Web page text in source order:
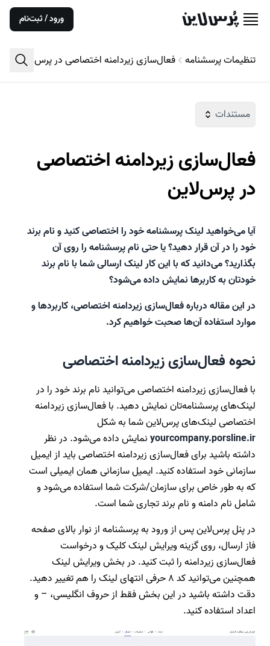
ورود / ثبت‌نام
تنظیمات پرسشنامه فعال‌سازی زیردامنه اختصاصی در پرس‌لاین
مستندات
فعال‌سازی زیردامنه اختصاصی
در پرس‌لاین
آیا می‌خواهید لینک پرسشنامه خود را اختصاصی کنید و نام برند
خود را در آن قرار دهید؟ یا حتی نام پرسشنامه را روی آن
بگذارید؟ می‌دانید که با این کار لینک ارسالی شما با نام برند
خودتان به کاربرها نمایش داده می‌شود؟
در این مقاله درباره فعال‌سازی زیردامنه اختصاصی، کاربردها و
موارد استفاده آن‌ها صحبت خواهیم کرد.
نحوه فعال‌سازی زیردامنه اختصاصی
با فعال‌سازی زیردامنه اختصاصی می‌توانید نام برند خود را در
لینک‌های پرسشنامه‌تان نمایش دهید. با فعال‌سازی زیردامنه
اختصاصی لینک‌های پرس‌لاین شما به شکل
yourcompany.porsline.irنمایش داده می‌شود. در نظر
داشته باشید برای فعال‌سازی زیردامنه اختصاصی باید از ایمیل
سازمانی خود استفاده کنید. ایمیل سازمانی همان ایمیلی است
که به طور خاص برای سازمان/شرکت شما استفاده می‌شود و
شامل نام دامنه و نام برند تجاری شما است.
در پنل پرس‌لاین پس از ورود به پرسشنامه از نوار بالای صفحه
فاز ارسال، روی گزینه ویرایش لینک کلیک و درخواست
فعال‌سازی زیردامنه را ثبت کنید. در بخش ویرایش لینک
همچنین می‌توانید کد ۸ حرفی انتهای لینک را هم تغییر دهید.
دقت داشته باشید در این بخش فقط از حروف انگلیسی، – و
اعداد استفاده کنید.